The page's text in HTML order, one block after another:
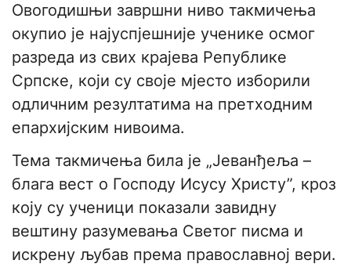
Овогодишњи завршни ниво такмичења
окупио је најуспјешније ученике осмог
разреда из свих крајева Републике
Српске, који су своје мјесто изборили
одличним резултатима на претходним
епархијским нивоима.
Тема такмичења била је „Јеванђеља –
блага вест о Господу Исусу Христу”, кроз
коју су ученици показали завидну
вештину разумевања Светог писма и
искрену љубав према православној вери.